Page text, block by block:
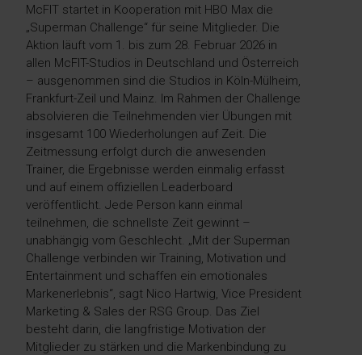
McFIT startet in Kooperation mit HBO Max die
„Superman Challenge“ für seine Mitglieder. Die
Aktion läuft vom 1. bis zum 28. Februar 2026 in
allen McFIT-Studios in Deutschland und Österreich
– ausgenommen sind die Studios in Köln-Mülheim,
Frankfurt-Zeil und Mainz. Im Rahmen der Challenge
absolvieren die Teilnehmenden vier Übungen mit
insgesamt 100 Wiederholungen auf Zeit. Die
Zeitmessung erfolgt durch die anwesenden
Trainer, die Ergebnisse werden einmalig erfasst
und auf einem offiziellen Leaderboard
veröffentlicht. Jede Person kann einmal
teilnehmen, die schnellste Zeit gewinnt –
unabhängig vom Geschlecht. „Mit der Superman
Challenge verbinden wir Training, Motivation und
Entertainment und schaffen ein emotionales
Markenerlebnis“, sagt Nico Hartwig, Vice President
Marketing & Sales der RSG Group. Das Ziel
besteht darin, die langfristige Motivation der
Mitglieder zu stärken und die Markenbindung zu